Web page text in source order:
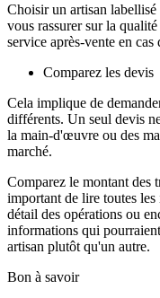
Choisir un artisan
vous rassurer sur la
service après-vente en cas
Comparez les devis
Cela implique de
différents. Un seul devis
la main-d'œuvre ou des
marché.
Comparez le montant des
important de lire toutes
détail des opérations ou
informations qui
artisan plutôt qu'un autre.
Bon à savoir